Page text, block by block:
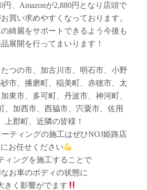
円、Amazonが2,880円となり店頭で
買い求めやすくなっております。
綺麗をサポートできるよう今後も
展開を行ってまいります！
つの市、加古川市、明石市、小野
市、播磨町、稲美町、赤穂市、太
東市、多可町、丹波市、神河町、
、加西市、西脇市、宍粟市、佐用
上郡町、近隣の皆様！
ティングの施工はぜひNOJ姫路店
にお任せください
ィングを施工することで
お車のボディの状態に
きく影響がでます